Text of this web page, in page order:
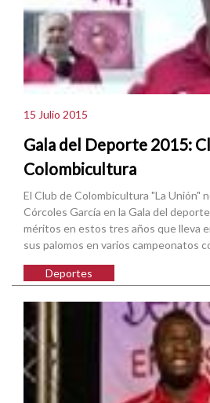
15 Julio 2015
Gala del Deporte 2015:
Colombicultura
El Club de Colombicultura "La Unión"
Córcoles García en la Gala del
méritos en estos tres años que lleva
sus palomos en varios campeonatos
Deportes